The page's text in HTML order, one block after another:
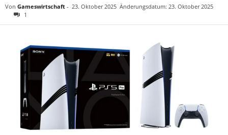
Von Gameswirtschaft - 23. Oktober 2025 Änderungsdatum: 23. Oktober 2025
1